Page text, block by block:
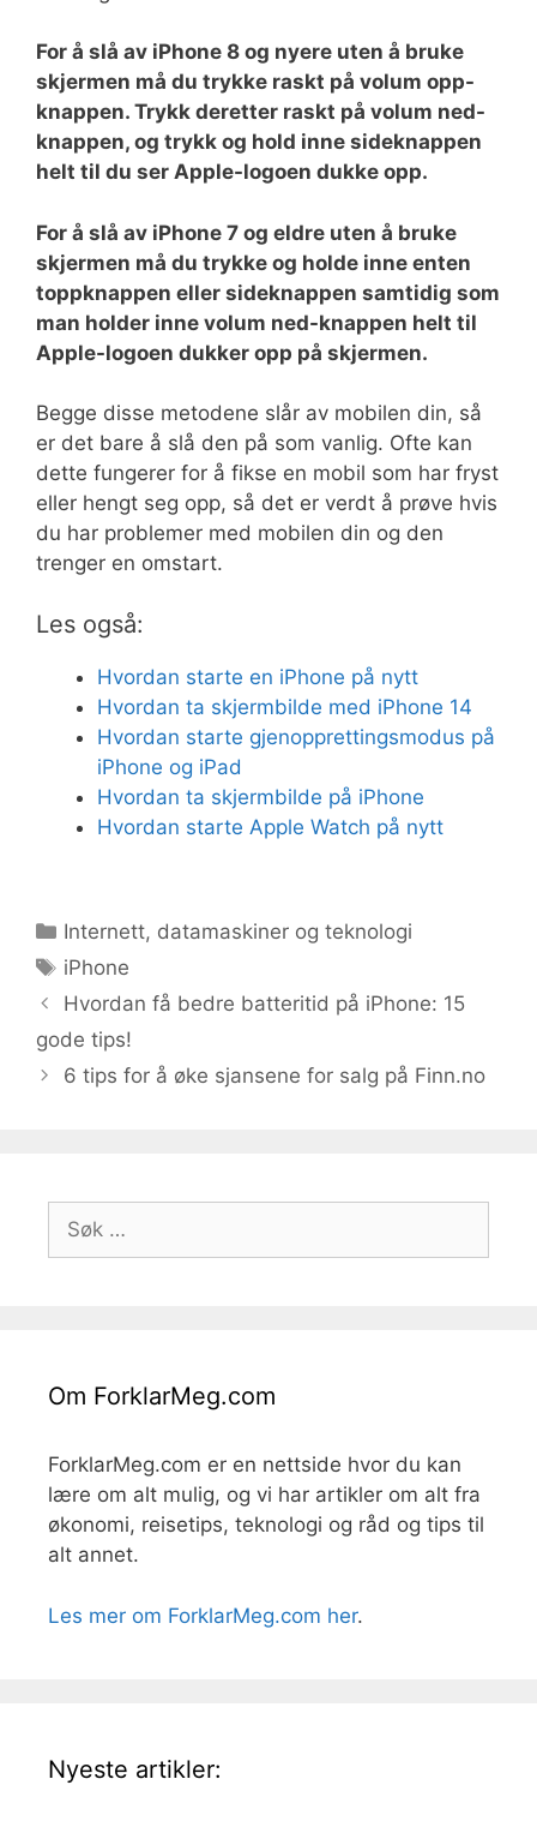
For å slå av iPhone 8 og nyere uten å bruke
skjermen må du trykke raskt på volum opp-
knappen. Trykk deretter raskt på volum ned-
knappen, og trykk og hold inne sideknappen
helt til du ser Apple-logoen dukke opp.
For å slå av iPhone 7 og eldre uten å bruke
skjermen må du trykke og holde inne enten
toppknappen eller sideknappen samtidig som
man holder inne volum ned-knappen helt til
Apple-logoen dukker opp på skjermen.
Begge disse metodene slår av mobilen din, så
er det bare å slå den på som vanlig. Ofte kan
dette fungerer for å fikse en mobil som har fryst
eller hengt seg opp, så det er verdt å prøve hvis
du har problemer med mobilen din og den
trenger en omstart.
Les også:
Hvordan starte en iPhone på nytt
Hvordan ta skjermbilde med iPhone 14
Hvordan starte gjenopprettingsmodus på
iPhone og iPad
Hvordan ta skjermbilde på iPhone
Hvordan starte Apple Watch på nytt
Kategorier
Internett, datamaskiner og teknologi
Stikkord
iPhone
Hvordan få bedre batteritid på iPhone: 15
gode tips!
6 tips for å øke sjansene for salg på Finn.no
Søk
etter:
Om ForklarMeg.com
ForklarMeg.com er en nettside hvor du kan
lære om alt mulig, og vi har artikler om alt fra
økonomi, reisetips, teknologi og råd og tips til
alt annet.
Les mer om ForklarMeg.com her.
Nyeste artikler: